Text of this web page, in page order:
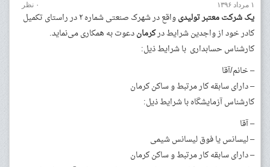
۱ مرداد ۱۳۹۶ ۰ نظر
یک شرکت معتبر تولیدی
واقع در شهرک صنعتی شماره ۲ در راستای تکمیل
کادر خود از واجدین شرایط درکرماندعوت به همکاری می‌نماید.
کارشناس حسابداری با شرایط ذیل:
– خانم/آقا
– دارای سابقه کار مرتبط و ساکن کرمان
کارشناس آزمایشگاه با شرایط ذیل:
– آقا
– لیسانس یا فوق لیسانس شیمی
– دارای سابقه کار مرتبط و ساکن کرمان